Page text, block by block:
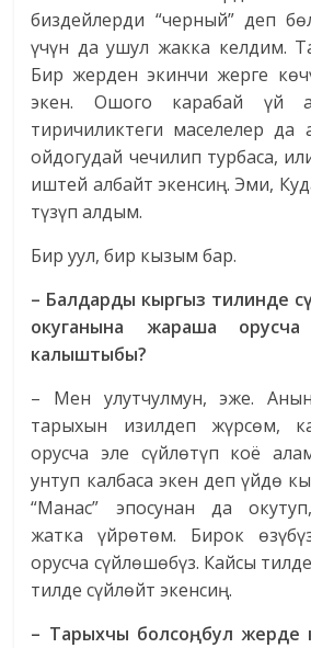
биздейлерди “черный” деп
үчүн да ушул жакка келдим.
Бир жерден экинчи жерге
экен. Ошого карабай үй
тиричиликтеги маселелер да
ойдогудай чечилип турбаса,
иштей албайт экенсиң. Эми,
түзүп алдым.
Бир уул, бир кызым бар.
– Балдарды кыргыз тилинде
окуганына жараша
калыштыбы?
– Мен улутчулмун, эже.
тарыхын изилдеп жүрсөм,
орусча эле сүйлөтүп коё
унтуп калбаса экен деп үйдө
“Манас” эпосунан да
жатка үйрөтөм. Бирок
орусча сүйлөшөбүз. Кайсы
тилде сүйлөйт экенсиң.
– Тарыхчы болсоң, бул